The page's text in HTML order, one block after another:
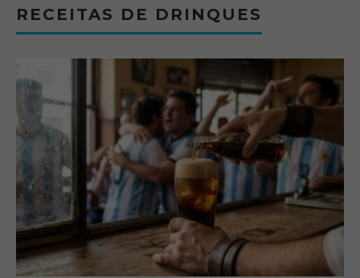
RECEITAS DE DRINQUES